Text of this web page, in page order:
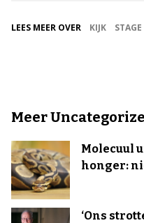
LEES MEER OVER KIJK STAGE
Meer
Molecuul
honger:
‘Ons